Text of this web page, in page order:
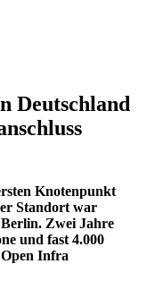
Deutschland
Knotenpunkt
Standort war
Zwei Jahre
und fast 4.000
Open Infra